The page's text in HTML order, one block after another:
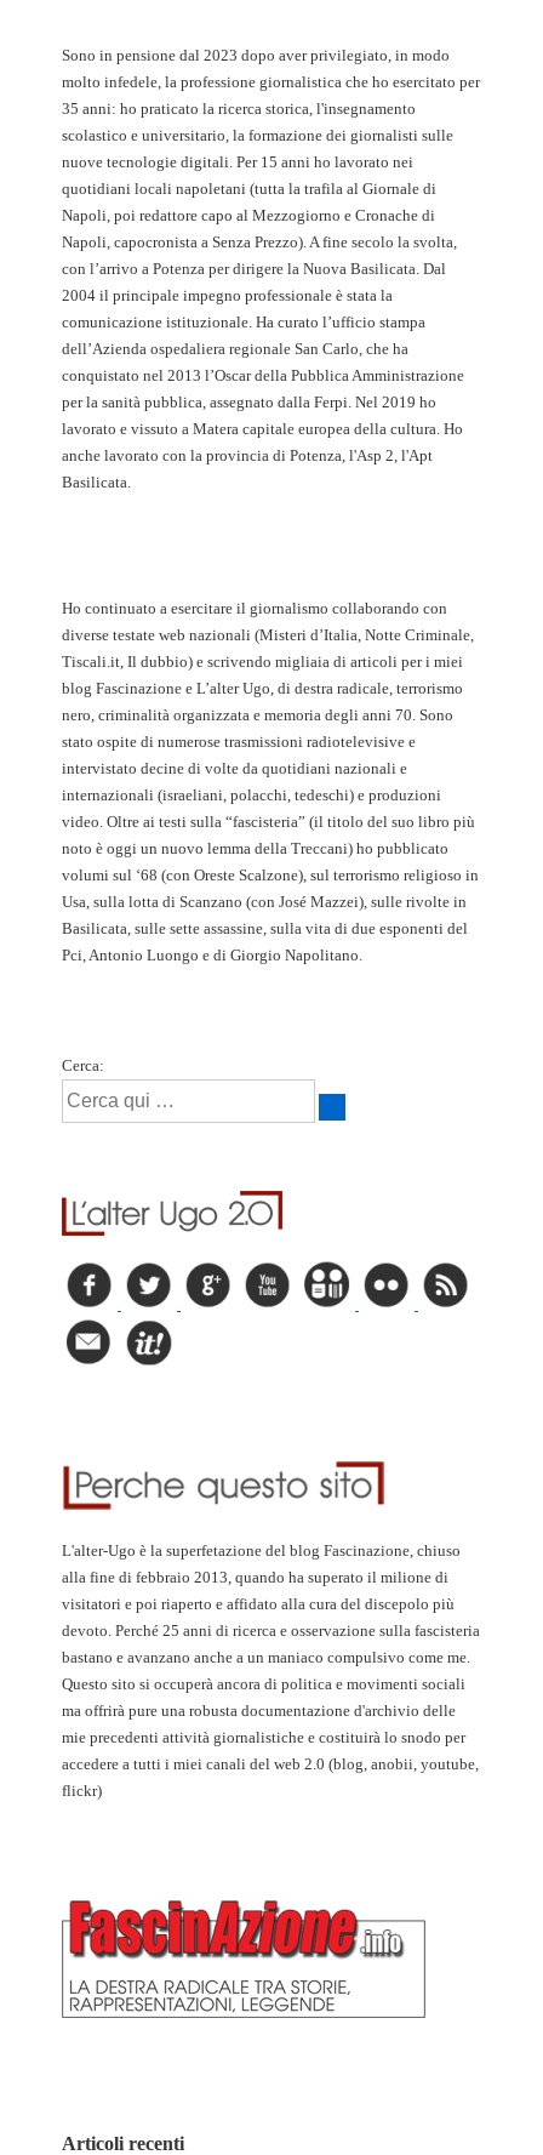
Sono in pensione dal 2023 dopo aver privilegiato, in modo
molto infedele, la professione giornalistica che ho esercitato per
35 anni: ho praticato la ricerca storica, l'insegnamento
scolastico e universitario, la formazione dei giornalisti sulle
nuove tecnologie digitali. Per 15 anni ho lavorato nei
quotidiani locali napoletani (tutta la trafila al Giornale di
Napoli, poi redattore capo al Mezzogiorno e Cronache di
Napoli, capocronista a Senza Prezzo). A fine secolo la svolta,
con l’arrivo a Potenza per dirigere la Nuova Basilicata. Dal
2004 il principale impegno professionale è stata la
comunicazione istituzionale. Ha curato l’ufficio stampa
dell’Azienda ospedaliera regionale San Carlo, che ha
conquistato nel 2013 l’Oscar della Pubblica Amministrazione
per la sanità pubblica, assegnato dalla Ferpi. Nel 2019 ho
lavorato e vissuto a Matera capitale europea della cultura. Ho
anche lavorato con la provincia di Potenza, l'Asp 2, l'Apt
Basilicata.
Ho continuato a esercitare il giornalismo collaborando con
diverse testate web nazionali (Misteri d’Italia, Notte Criminale,
Tiscali.it, Il dubbio) e scrivendo migliaia di articoli per i miei
blog Fascinazione e L’alter Ugo, di destra radicale, terrorismo
nero, criminalità organizzata e memoria degli anni 70. Sono
stato ospite di numerose trasmissioni radiotelevisive e
intervistato decine di volte da quotidiani nazionali e
internazionali (israeliani, polacchi, tedeschi) e produzioni
video. Oltre ai testi sulla “fascisteria” (il titolo del suo libro più
noto è oggi un nuovo lemma della Treccani) ho pubblicato
volumi sul ‘68 (con Oreste Scalzone), sul terrorismo religioso in
Usa, sulla lotta di Scanzano (con José Mazzei), sulle rivolte in
Basilicata, sulle sette assassine, sulla vita di due esponenti del
Pci, Antonio Luongo e di Giorgio Napolitano.
Cerca:
L'alter-Ugo è la superfetazione del blog Fascinazione, chiuso
alla fine di febbraio 2013, quando ha superato il milione di
visitatori e poi riaperto e affidato alla cura del discepolo più
devoto. Perché 25 anni di ricerca e osservazione sulla fascisteria
bastano e avanzano anche a un maniaco compulsivo come me.
Questo sito si occuperà ancora di politica e movimenti sociali
ma offrirà pure una robusta documentazione d'archivio delle
mie precedenti attività giornalistiche e costituirà lo snodo per
accedere a tutti i miei canali del web 2.0 (blog, anobii, youtube,
flickr)
Articoli recenti